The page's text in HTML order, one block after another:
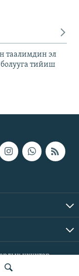
таалимдин эл
тийиш
укуктар